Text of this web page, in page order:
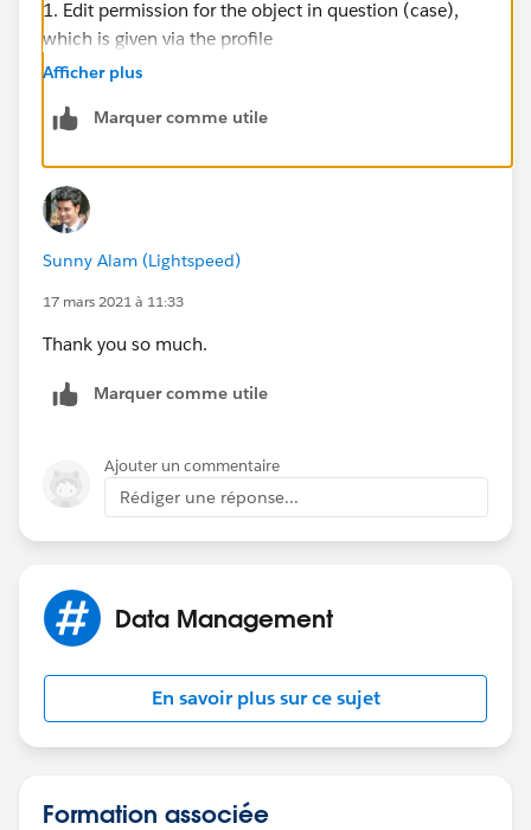
1. Edit permission for the object in question (case),
which is given via the profile
specific case, which is normally granted by roles or
3. Field-level permission to edit the field (Account) on
the object. Those are also in the profile.
You'll need to make sure your user has all three.
Afficher plus
Marquer comme utile
Sunny Alam (Lightspeed)
17 mars 2021 à 11:33
Thank you so much.
Marquer comme utile
Ajouter un commentaire
Rédiger une réponse...
Data Management
En savoir plus sur ce sujet
Formation associée